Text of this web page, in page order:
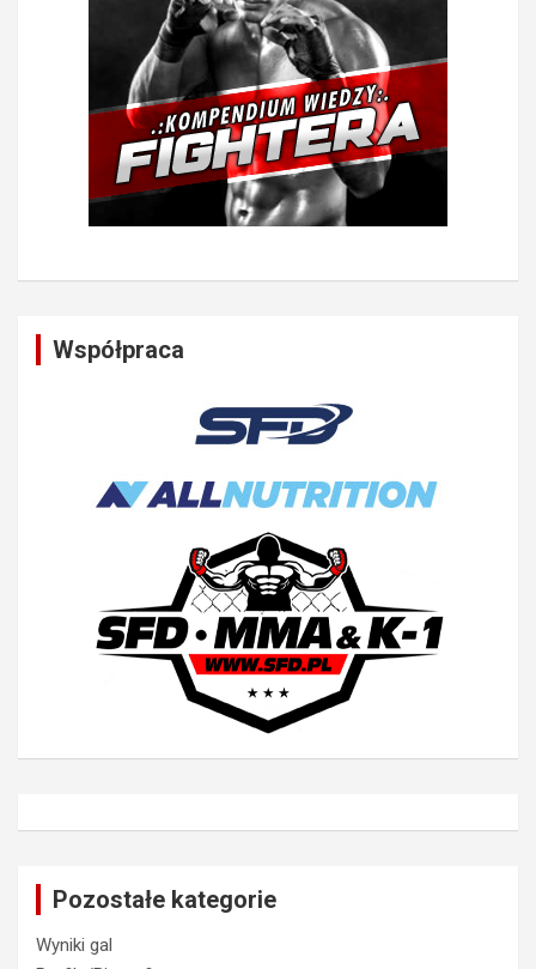
Współpraca
Pozostałe kategorie
Wyniki gal